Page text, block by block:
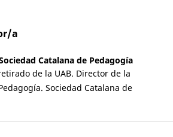
a
Catalana de Pedagogía
de la UAB. Director de la
Sociedad Catalana de